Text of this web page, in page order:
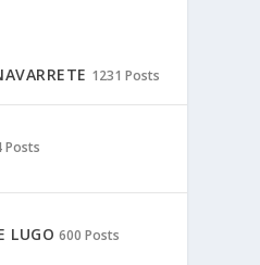
1231 Posts
Posts
LUGO 600 Posts